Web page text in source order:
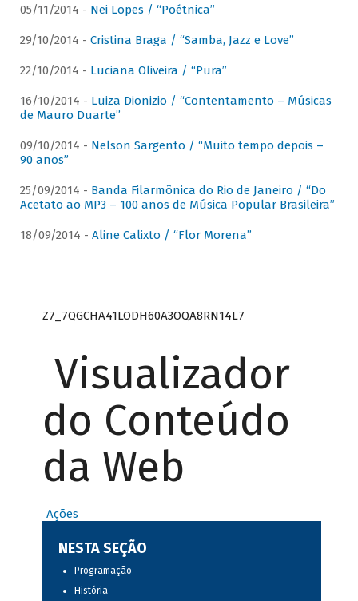
05/11/2014 - Nei Lopes / “Poétnica”
29/10/2014 - Cristina Braga / “Samba, Jazz e Love”
22/10/2014 - Luciana Oliveira / “Pura”
16/10/2014 - Luiza Dionizio / “Contentamento – Músicas
de Mauro Duarte”
09/10/2014 - Nelson Sargento / “Muito tempo depois –
90 anos”
25/09/2014 - Banda Filarmônica do Rio de Janeiro / “Do
Acetato ao MP3 – 100 anos de Música Popular Brasileira”
18/09/2014 - Aline Calixto / “Flor Morena”
Z7_7QGCHA41LODH60A3OQA8RN14L7
Visualizador
do Conteúdo
da Web
Ações
NESTA SEÇÃO
Programação
História